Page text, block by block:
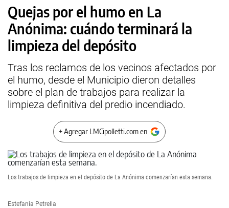
Quejas por el humo en La
Anónima: cuándo terminará la
limpieza del depósito
Tras los reclamos de los vecinos afectados por
el humo, desde el Municipio dieron detalles
sobre el plan de trabajos para realizar la
limpieza definitiva del predio incendiado.
+ Agregar LMCipolletti.com en
Los trabajos de limpieza en el depósito de La Anónima comenzarían esta semana.
Estefania Petrella